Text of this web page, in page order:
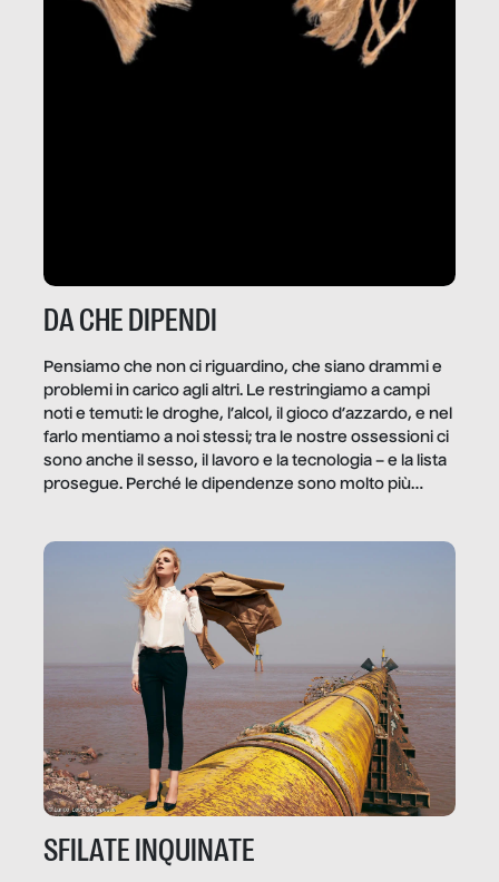
DA CHE DIPENDI
Pensiamo che non ci riguardino, che siano drammi e
problemi in carico agli altri. Le restringiamo a campi
noti e temuti: le droghe, l’alcol, il gioco d’azzardo, e nel
farlo mentiamo a noi stessi; tra le nostre ossessioni ci
sono anche il sesso, il lavoro e la tecnologia – e la lista
prosegue. Perché le dipendenze sono molto più
trae un guadagno. In questo reportage vediamo
quale e come.
SFILATE INQUINATE